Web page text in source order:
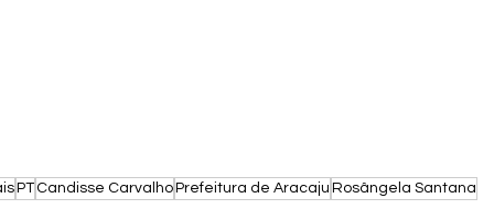
PT Candisse CarvalhoPrefeitura de Aracaju Rosângela Santana